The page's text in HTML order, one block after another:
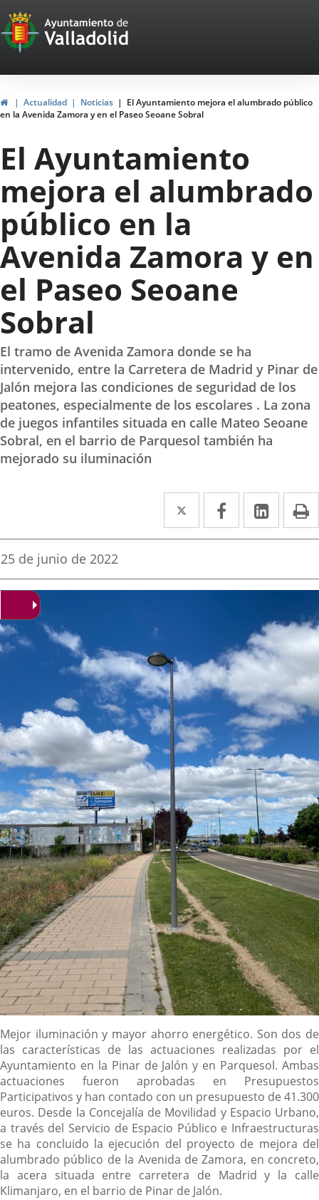
Portal
Web
del
Ayuntamiento
de
Valladolid
HomeActualidad Noticias
El Ayuntamiento mejora el alumbrado público
en la Avenida Zamora y en el Paseo Seoane Sobral
El Ayuntamiento
mejora el alumbrado
público en la
Avenida Zamora y en
el Paseo Seoane
Sobral
El tramo de Avenida Zamora donde se ha
intervenido, entre la Carretera de Madrid y Pinar de
Jalón mejora las condiciones de seguridad de los
peatones, especialmente de los escolares . La zona
de juegos infantiles situada en calle Mateo Seoane
Sobral, en el barrio de Parquesol también ha
mejorado su iluminación
Twitter
Enlace
a
aplicación
Facebook
Enlace
a
aplicación
Enlace
a
Fecha
la
noticia
25 de junio de 2022
Descripción
Mejor iluminación y mayor ahorro energético. Son dos de
las características de las actuaciones realizadas por el
Ayuntamiento en la Pinar de Jalón y en Parquesol. Ambas
actuaciones fueron aprobadas en Presupuestos
Participativos y han contado con un presupuesto de 41.300
euros. Desde la Concejalía de Movilidad y Espacio Urbano,
a través del Servicio de Espacio Público e Infraestructuras
se ha concluido la ejecución del proyecto de mejora del
alumbrado público de la Avenida de Zamora, en concreto,
la acera situada entre carretera de Madrid y la calle
Klimanjaro, en el barrio de Pinar de Jalón.